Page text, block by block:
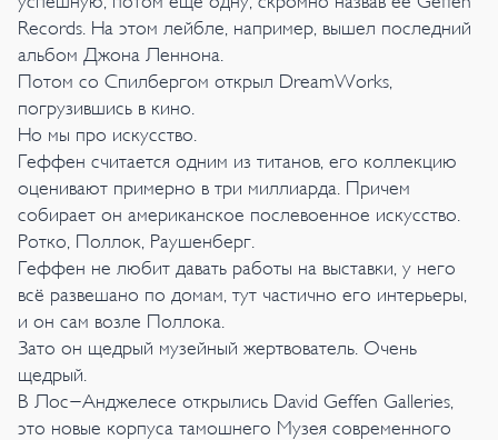
Records. На этом лейбле, например, вышел последний
альбом Джона Леннона.
Потом со Спилбергом открыл DreamWorks,
погрузившись в кино.
Но мы про искусство.
Геффен считается одним из титанов, его коллекцию
оценивают примерно в три миллиарда. Причем
собирает он американское послевоенное искусство.
Ротко, Поллок, Раушенберг.
Геффен не любит давать работы на выставки, у него
всё развешано по домам, тут частично его интерьеры,
и он сам возле Поллока.
Зато он щедрый музейный жертвователь. Очень
щедрый.
В Лос-Анджелесе открылись David Geffen Galleries,
это новые корпуса тамошнего Музея современного